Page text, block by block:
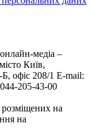
медіа –
Київ,
офіс 208/1 E-mail:
205-43-00
розміщених на
на